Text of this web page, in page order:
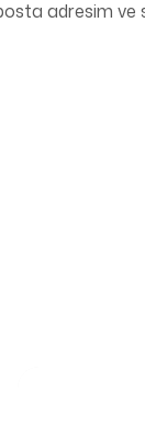
adresim